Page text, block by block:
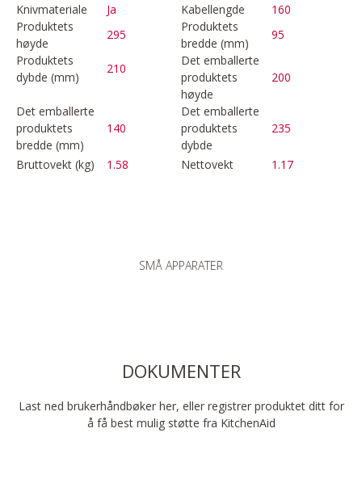
Knivmateriale
Ja Kabellengde
160
Produktets
høyde
295
Produktets
bredde (mm)
95
Produktets
dybde (mm)
210
Det emballerte
produktets
høyde
200
Det emballerte
produktets
bredde (mm)
140
Det emballerte
produktets
dybde
235
Bruttovekt (kg) 1.58 Nettovekt 1.17
SMÅ APPARATER
DOKUMENTER
Last ned brukerhåndbøker her, eller registrer produktet ditt for
å få best mulig støtte fra KitchenAid